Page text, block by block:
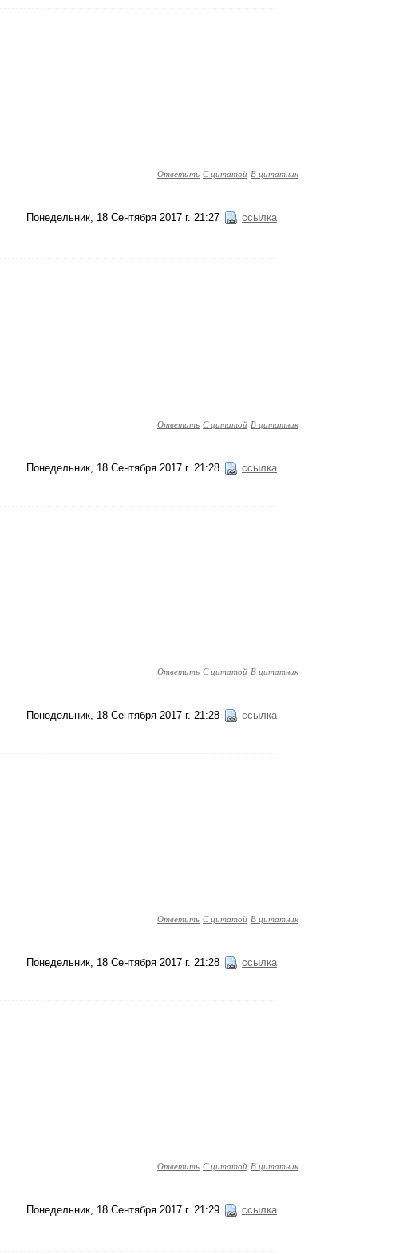
Ответить С цитатой В цитатник
Понедельник, 18 Сентября 2017 г. 21:27 ссылка
Ответить С цитатой В цитатник
Понедельник, 18 Сентября 2017 г. 21:28 ссылка
Ответить С цитатой В цитатник
Понедельник, 18 Сентября 2017 г. 21:28 ссылка
Ответить С цитатой В цитатник
Понедельник, 18 Сентября 2017 г. 21:28 ссылка
Ответить С цитатой В цитатник
Понедельник, 18 Сентября 2017 г. 21:29 ссылка